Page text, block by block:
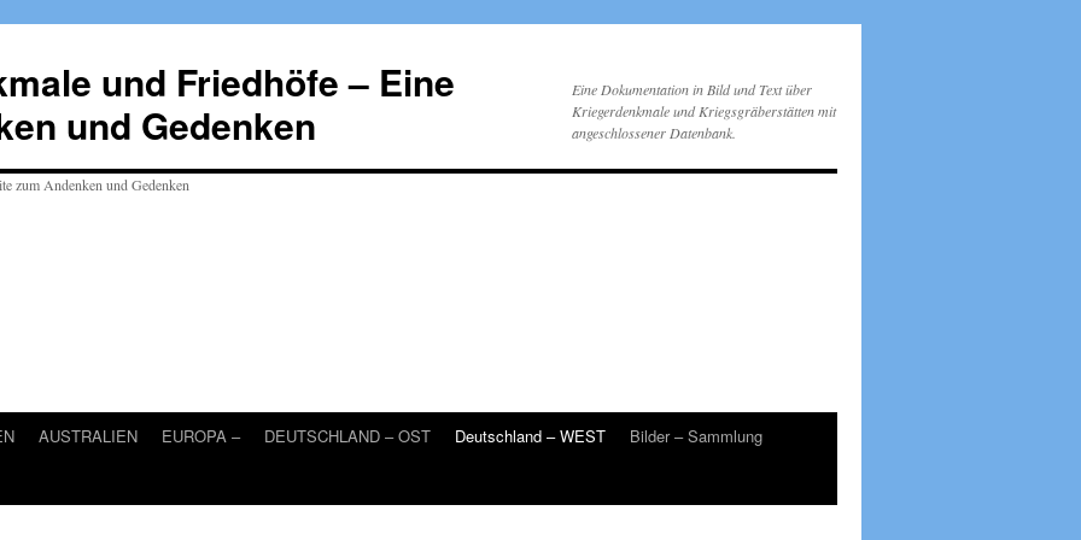
und Friedhöfe – Eine
und Gedenken
Eine Dokumentation in Bild und Text über
Kriegerdenkmale und Kriegsgräberstätten mit
angeschlossener Datenbank.
AUSTRALIEN EUROPA – DEUTSCHLAND – OST Deutschland – WEST
Bilder – Sammlung